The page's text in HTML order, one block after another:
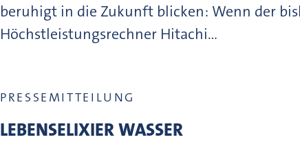
beruhigt in die Zukunft blicken: Wenn der
Höchstleistungsrechner Hitachi…
PRESSEMITTEILUNG
LEBENSELIXIER WASSER